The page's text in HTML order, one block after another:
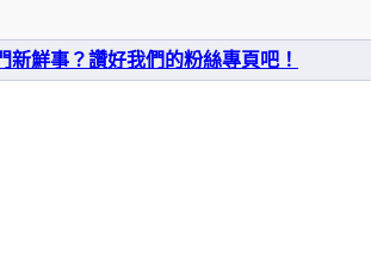
新鮮事？讚好我們的粉絲專頁吧！